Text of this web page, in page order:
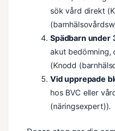
sök vård direkt
Spädbarn under
akut bedömning,
(Knodd
Vid upprepade
hos BVC eller
(näringsexpert)).